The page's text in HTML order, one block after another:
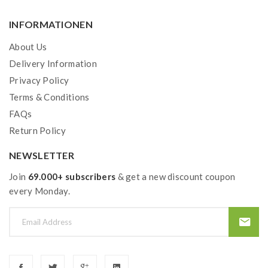
INFORMATIONEN
About Us
Delivery Information
Privacy Policy
Terms & Conditions
FAQs
Return Policy
NEWSLETTER
Join 69.000+ subscribers & get a new discount coupon
every Monday.